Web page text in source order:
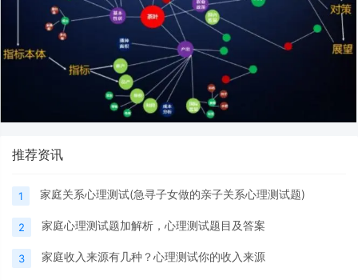
推荐资讯
1 家庭关系心理测试(急寻子女做的亲子关系心理测试题)
2 家庭心理测试题加解析，心理测试题目及答案
3 家庭收入来源有几种？心理测试你的收入来源